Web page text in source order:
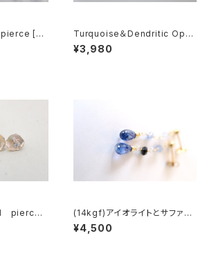
[kg
Turquoise＆Dendritic Opal
Earring[kgf5582]
¥3,980
pierce
(14kgf)アイオライトとサファイ
アのピアス[kgf968]
¥4,500